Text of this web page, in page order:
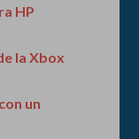
HP
la Xbox
un